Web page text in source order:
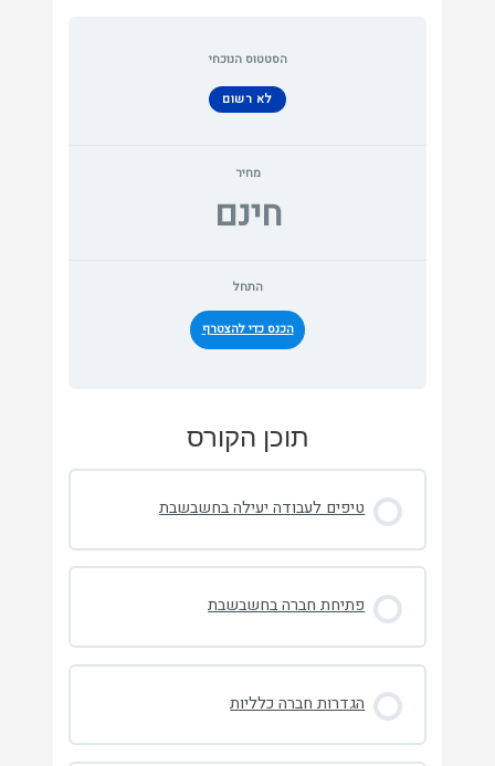
הסטטוס הנוכחי
לא רשום
מחיר
חינם
התחל
הכנס כדי להצטרף
תוכן הקורס
טיפים לעבודה יעילה בחשבשבת
פתיחת חברה בחשבשבת
הגדרות חברה כלליות